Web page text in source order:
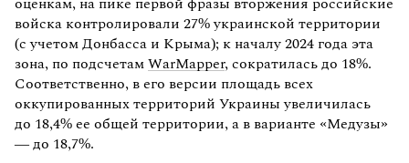
войска контролировали 27% украинской территории
(с учетом Донбасса и Крыма); к началу 2024 года эта
зона, по подсчетамWarMapper, сократилась до 18%.
Соответственно, в его версии площадь всех
оккупированных территорий Украины увеличилась
до 18,4% ее общей территории, а в варианте «Медузы»
— до 18,7%.